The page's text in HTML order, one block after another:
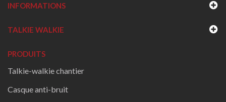
INFORMATIONS
TALKIE WALKIE
PRODUITS
Talkie-walkie chantier
Casque anti-bruit